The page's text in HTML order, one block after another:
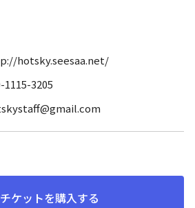
hotsky.seesaa.net/
1115-3205
チケットを購入する